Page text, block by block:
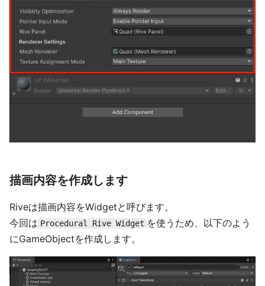
描画内容を作成します
Riveは描画内容をWidgetと呼びます。
今回は Procedural Rive Widget を使うため、以下のよう
にGameObjectを作成します。